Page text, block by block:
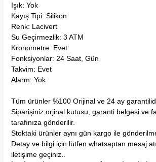
Işık: Yok
Kayış Tipi: Silikon
Renk: Lacivert
Su Geçirmezlik: 3 ATM
Kronometre: Evet
Fonksiyonlar: 24 Saat, Gün
Takvim: Evet
Alarm: Yok
Tüm ürünler %100 Orijinal ve 24 ay
Siparişiniz orjinal kutusu, garanti belgesi ve
tarafınıza gönderilir.
Stoktaki ürünler aynı gün kargo ile
Detay ve bilgi için lütfen whatsaptan mesaj
iletişime geçiniz..